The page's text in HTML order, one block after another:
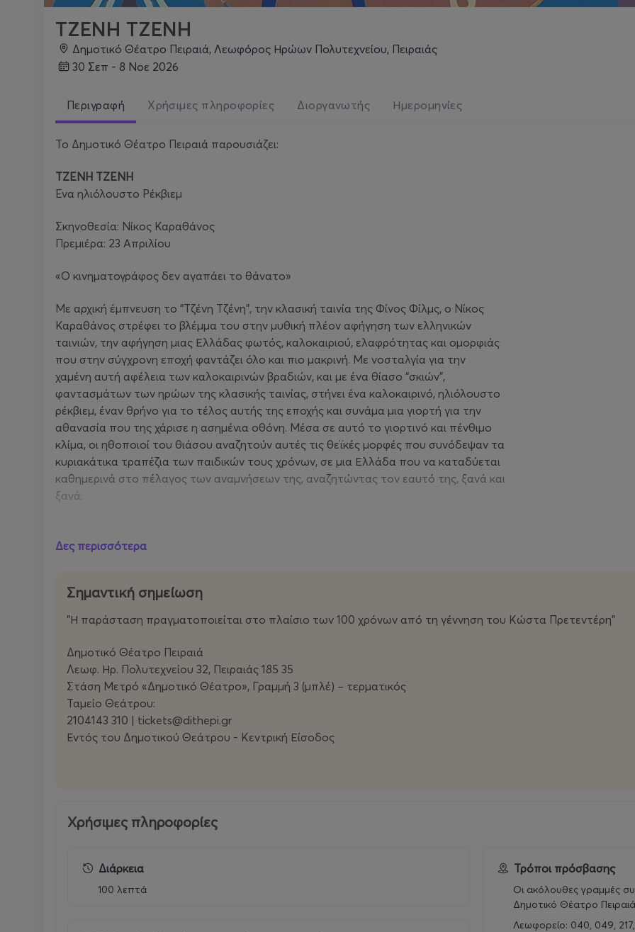
ΤΖΕΝΗ ΤΖΕΝΗ
Δημοτικό Θέατρο Πειραιά, Λεωφόρος Ηρώων Πολυτεχνείου, Πειραιάς
30 Σεπ - 8 Νοε 2026
Περιγραφή Χρήσιμες πληροφορίες Διοργανωτής Ημερομηνίες
Το Δημοτικό Θέατρο Πειραιά παρουσιάζει:
TZENH TZENH
Ένα ηλιόλουστο Ρέκβιεμ
Σκηνοθεσία: Νίκος Καραθάνος
Πρεμιέρα: 23 Απριλίου
«Ο κινηματογράφος δεν αγαπάει το θάνατο»
Με αρχική έμπνευση το “Τζένη Τζένη”, την κλασική ταινία της Φίνος Φίλμς, ο Νίκος
Καραθάνος στρέφει το βλέμμα του στην μυθική πλέον αφήγηση των ελληνικών
ταινιών, την αφήγηση μιας Ελλάδας φωτός, καλοκαιριού, ελαφρότητας και ομορφιάς
που στην σύγχρονη εποχή φαντάζει όλο και πιο μακρινή. Με νοσταλγία για την
χαμένη αυτή αφέλεια των καλοκαιρινών βραδιών, και με ένα θίασο “σκιών”,
φαντασμάτων των ηρώων της κλασικής ταινίας, στήνει ένα καλοκαιρινό, ηλιόλουστο
ρέκβιεμ, έναν θρήνο για το τέλος αυτής της εποχής και συνάμα μια γιορτή για την
αθανασία που της χάρισε η ασημένια οθόνη. Μέσα σε αυτό το γιορτινό και πένθιμο
κλίμα, οι ηθοποιοί του θιάσου αναζητούν αυτές τις θεϊκές μορφές που συνόδεψαν τα
κυριακάτικα τραπέζια των παιδικών τους χρόνων, σε μια Ελλάδα που να καταδύεται
καθημερινά στο πέλαγος των αναμνήσεων της, αναζητώντας τον εαυτό της, ξανά και
ξανά.
Δες περισσότερα
Σημαντική σημείωση
"Η παράσταση πραγματοποιείται στο πλαίσιο των 100 χρόνων από τη γέννηση του Κώστα Πρετεντέρη"
Δημοτικό Θέατρο Πειραιά
Λεωφ. Ηρ. Πολυτεχνείου 32, Πειραιάς 185 35
Στάση Μετρό «Δημοτικό Θέατρο», Γραμμή 3 (μπλέ) – τερματικός
Ταμείο Θεάτρου:
2104143 310 | tickets@dithepi.gr
Εντός του Δημοτικού Θεάτρου - Κεντρική Είσοδος
Χρήσιμες πληροφορίες
Διάρκεια
100 λεπτά
Τρόποι πρόσβασης
Οι ακόλουθες γραμμές
Δημοτικό Θέατρο Πειραιά
Λεωφορείο: 040, 049, 217,